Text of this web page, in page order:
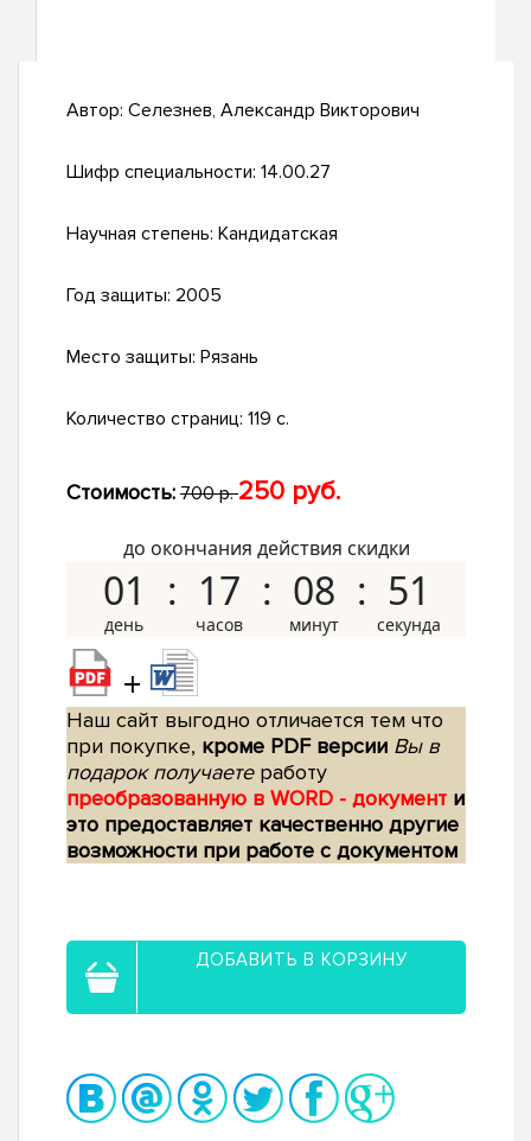
Автор: Селезнев, Александр Викторович
Шифр специальности: 14.00.27
Научная степень: Кандидатская
Год защиты: 2005
Место защиты: Рязань
Количество страниц: 119 с.
Стоимость: 700 р.250 руб.
до окончания действия скидки
01 17 08 50
+
Наш сайт выгодно отличается тем что
при покупке, кроме PDF версии Вы в
подарок получаетеработу
преобразованную в WORD - документ и
это предоставляет качественно другие
возможности при работе с документом
ДОБАВИТЬ В КОРЗИНУ